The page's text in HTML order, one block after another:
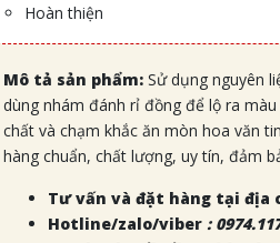
Hoàn thiện
Mô tả sản phẩm: Sử dụng nguyên
dùng nhám đánh rỉ đồng để lộ ra
chất và chạm khắc ăn mòn hoa văn
hàng chuẩn, chất lượng, uy tín, đảm
Tư vấn và đặt hàng tại địa
Hotline/zalo/viber :